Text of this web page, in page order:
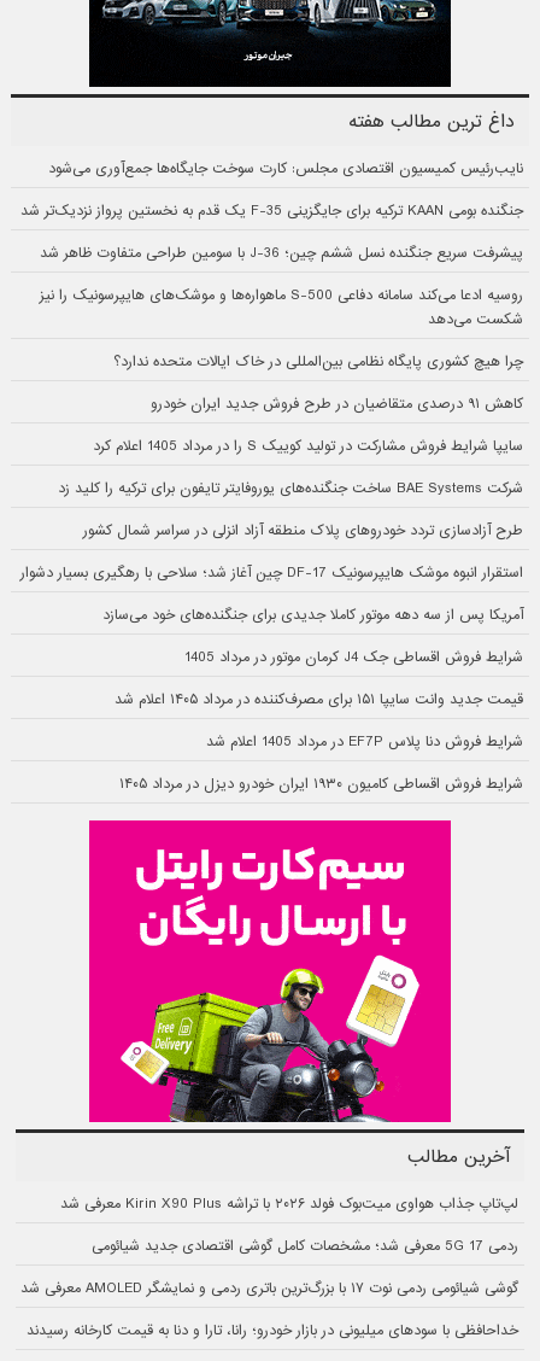
داغ ترین مطالب هفته
نایب‌رئیس کمیسیون اقتصادی مجلس: کارت سوخت جایگاه‌ها جمع‌آوری می‌شود
جنگنده بومی KAAN ترکیه برای جایگزینی F-35 یک قدم به نخستین پرواز نزدیک‌تر شد
پیشرفت سریع جنگنده نسل ششم چین؛ J-36 با سومین طراحی متفاوت ظاهر شد
روسیه ادعا می‌کند سامانه دفاعی S-500 ماهواره‌ها و موشک‌های هایپرسونیک را نیز
شکست می‌دهد
چرا هیچ کشوری پایگاه نظامی بین‌المللی در خاک ایالات متحده ندارد؟
کاهش ۹۱ درصدی متقاضیان در طرح فروش جدید ایران خودرو
سایپا شرایط فروش مشارکت در تولید کوییک S را در مرداد 1405 اعلام کرد
شرکت BAE Systems ساخت جنگنده‌های یوروفایتر تایفون برای ترکیه را کلید زد
طرح آزادسازی تردد خودروهای پلاک منطقه آزاد انزلی در سراسر شمال کشور
استقرار انبوه موشک هایپرسونیک DF-17 چین آغاز شد؛ سلاحی با رهگیری بسیار دشوار
آمریکا پس از سه دهه موتور کاملا جدیدی برای جنگنده‌های خود می‌سازد
شرایط فروش اقساطی جک J4 کرمان موتور در مرداد 1405
قیمت جدید وانت سایپا ۱۵۱ برای مصرف‌کننده در مرداد ۱۴۰۵ اعلام شد
شرایط فروش دنا پلاس EF7P در مرداد 1405 اعلام شد
شرایط فروش اقساطی کامیون ۱۹۳۰ ایران خودرو دیزل در مرداد ۱۴۰۵
آخرین مطالب
لپ‌تاپ جذاب هواوی میت‌بوک فولد ۲۰۲۶ با تراشه Kirin X90 Plus معرفی شد
ردمی 17 5G معرفی شد؛ مشخصات کامل گوشی اقتصادی جدید شیائومی
گوشی شیائومی ردمی نوت ۱۷ با بزرگ‌ترین باتری ردمی و نمایشگر AMOLED معرفی شد
خداحافظی با سودهای میلیونی در بازار خودرو؛ رانا، تارا و دنا به قیمت کارخانه رسیدند